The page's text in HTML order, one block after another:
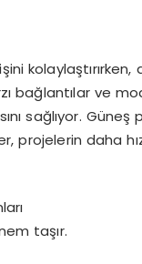
kolaylaştırırken,
bağlantılar ve
sağlıyor. Güneş
projelerin daha
taşır.